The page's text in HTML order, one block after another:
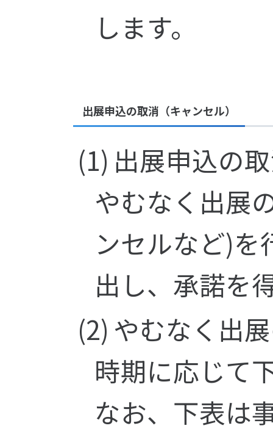
します。
出展申込の取消（キャンセル）
出展申込の
やむなく出展
ンセルなど)
出し、承諾を
やむなく出
時期に応じて
なお、下表は